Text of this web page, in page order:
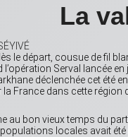
La
le départ, cousue de fil
l’opération Serval lancée
déclenchée cet été
France dans cette région
au bon vieux temps du
locales avait